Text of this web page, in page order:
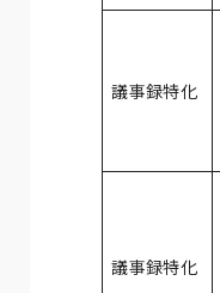
議事録特化
議事録特化